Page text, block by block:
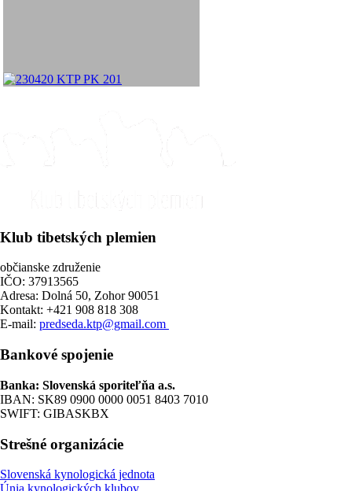
Klub tibetských plemien
občianske združenie
IČO: 37913565
Adresa: Dolná 50, Zohor 90051
Kontakt: +421 908 818 308
E-mail: predseda.ktp@gmail.com
Bankové spojenie
Banka: Slovenská sporiteľňa a.s.
IBAN: SK89 0900 0000 0051 8403 7010
SWIFT: GIBASKBX
Strešné organizácie
Slovenská kynologická jednota